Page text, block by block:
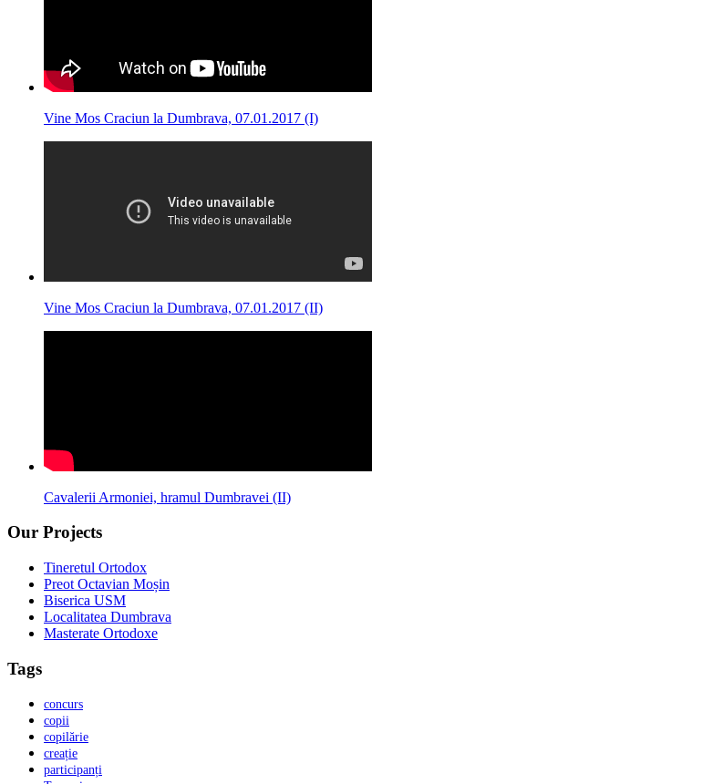
Vine Mos Craciun la Dumbrava, 07.01.2017 (I)
Vine Mos Craciun la Dumbrava, 07.01.2017 (II)
Cavalerii Armoniei, hramul Dumbravei (II)
Our Projects
Tineretul Ortodox
Preot Octavian Moșin
Biserica USM
Localitatea Dumbrava
Masterate Ortodoxe
Tags
concurs
copii
copilărie
creație
participanți